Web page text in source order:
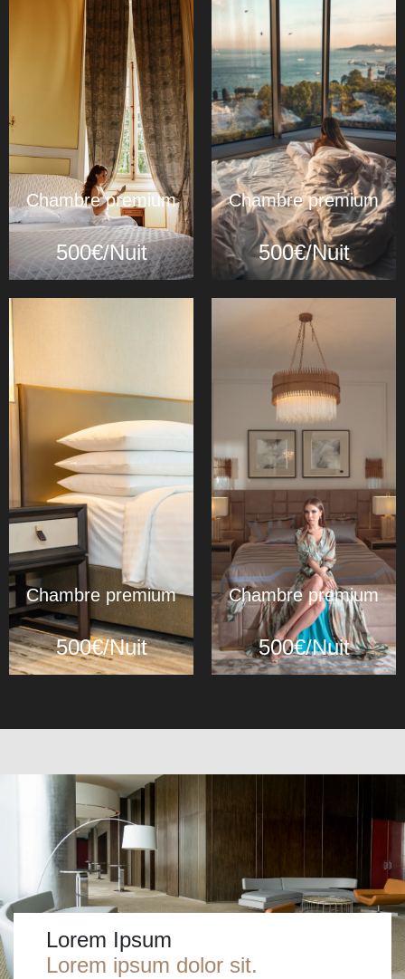
Chambre premium
500€/Nuit
Chambre premium
500€/Nuit
Chambre premium
500€/Nuit
Chambre premium
500€/Nuit
Lorem Ipsum
Lorem ipsum dolor sit.